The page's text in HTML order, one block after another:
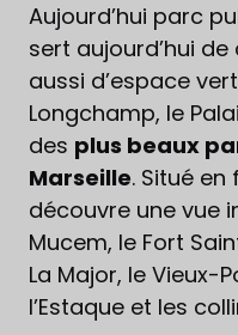
Aujourd’hui parc
sert aujourd’hui
aussi d’espace
Longchamp, le
des plus beaux
Marseille. Situé
découvre une vue
Mucem, le Fort
La Major, le Vieux-
l’Estaque et les